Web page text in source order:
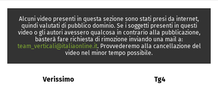
Alcuni video presenti in questa sezione sono stati presi da internet,
quindi valutati di pubblico dominio. Se i soggetti presenti in questi
video o gli autori avessero qualcosa in contrario alla pubblicazione,
basterà fare richiesta di rimozione inviando una mail a:
team_verticali@italiaonline.it. Provvederemo alla cancellazione del
video nel minor tempo possibile.
Verissimo Tg4